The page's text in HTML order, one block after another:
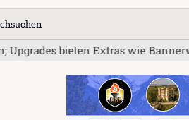
wie Bannerwerbung und